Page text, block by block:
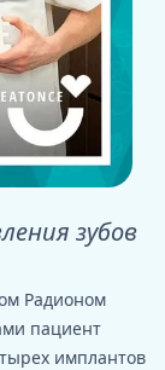
зубов
Радионом
пациент
имплантов